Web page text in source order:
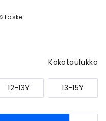
Laske
Kokotaulukko
12-13Y 13-15Y